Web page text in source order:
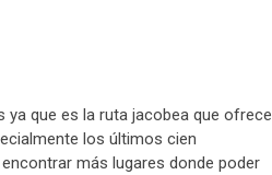
ya que es la ruta jacobea que ofrece
los últimos cien
más lugares donde poder